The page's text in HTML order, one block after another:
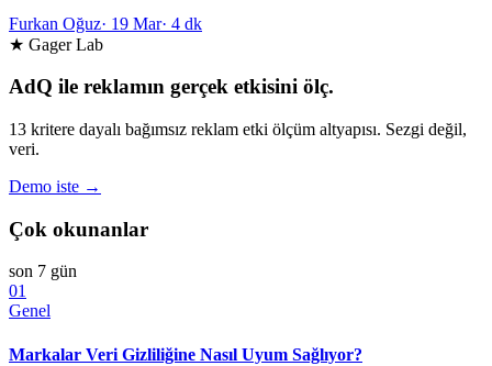
Furkan Oğuz· 19 Mar· 4 dk
★ Gager Lab
AdQ ile reklamın gerçek etkisini ölç.
13 kritere dayalı bağımsız reklam etki ölçüm altyapısı. Sezgi değil,
veri.
Demo iste →
Çok okunanlar
son 7 gün
01
Genel
Markalar Veri Gizliliğine Nasıl Uyum Sağlıyor?